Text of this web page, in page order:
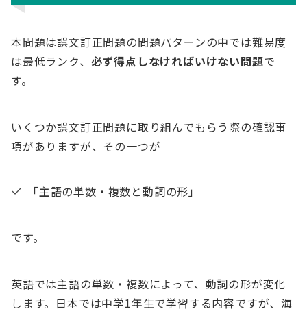
本問題は誤文訂正問題の問題パターンの中では難易度
は最低ランク、 必ず得点しなければいけない問題で
す。
いくつか誤文訂正問題に取り組んでもらう際の確認事
項がありますが、その一つが
「主語の単数・複数と動詞の形」
です。
英語では主語の単数・複数によって、動詞の形が変化
します。日本では中学1年生で学習する内容ですが、海